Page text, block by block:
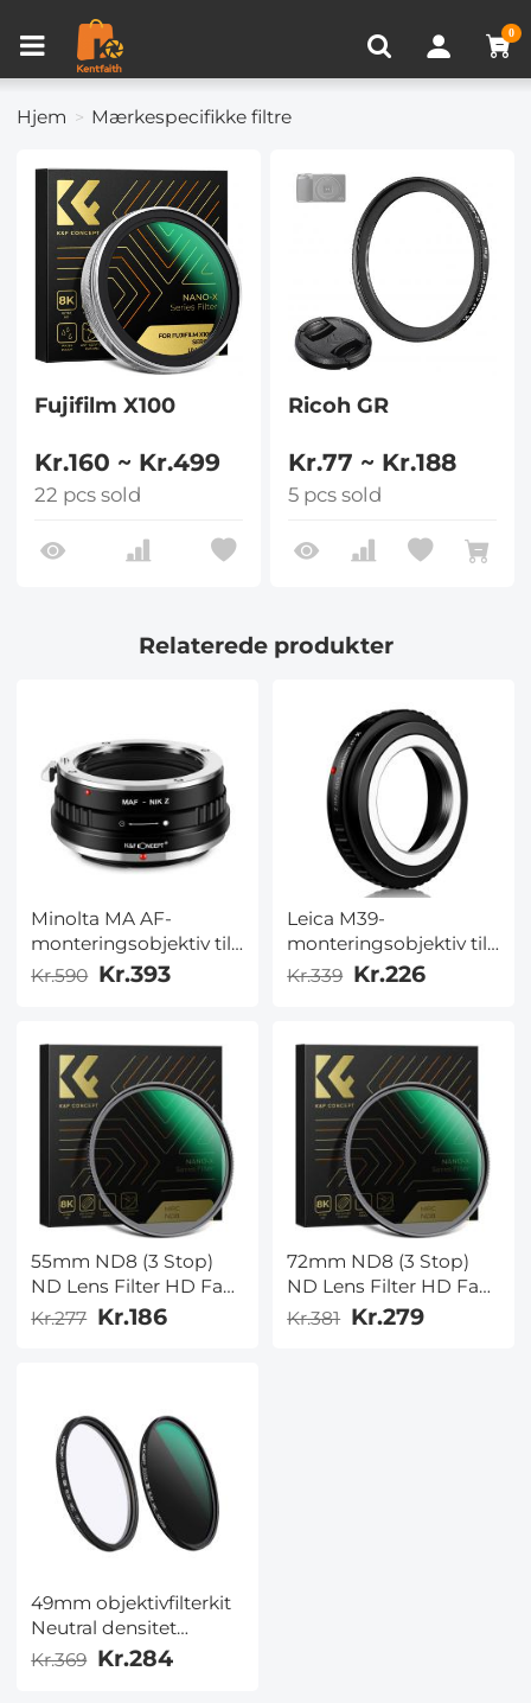
0
Hjem Mærkespecifikke filtre
Fujifilm X100
Kr.160 ~ Kr.499
22 pcs sold
Ricoh GR
Kr.77 ~ Kr.188
5 pcs sold
Relaterede produkter
Minolta MA AF-
monteringsobjektiv til
Nikon Z6 Z7-kamera
Kr.590 Kr.393
Leica M39-
monteringsobjektiv til
Nikon Z6 Z7-kamera
Kr.339 Kr.226
55mm ND8 (3 Stop)
ND Lens Filter HD Fast
Neutral Density Filter,
kameraobjektiv
Kr.277 Kr.186
72mm ND8 (3 Stop)
ND Lens Filter HD Fast
Neutral Density Filter,
Kr.381 Kr.279
49mm objektivfilterkit
Neutral densitet
ND1000 CPL
Kr.369 Kr.284